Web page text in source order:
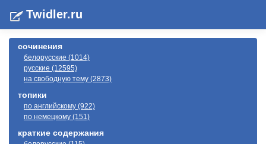
Twidler.ru
сочинения
белорусские (1014)
русские (12595)
на свободную тему (2873)
топики
по английскому (922)
по немецкому (151)
краткие содержания